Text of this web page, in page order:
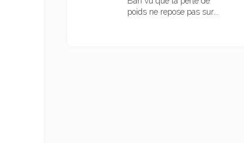
poids ne repose pas sur...